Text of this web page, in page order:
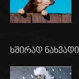
ხშირად ნახვადი